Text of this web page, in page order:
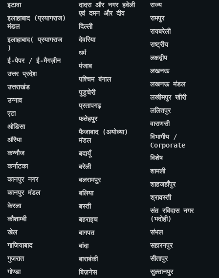
इटावा
इलाहाबाद (प्रयागराज)
मंडल
इलाहाबाद( प्रयागराज
)
ई-पेपर / ई-मैगज़ीन
उत्तर प्रदेश
उत्तराखंड
उन्नाव
एटा
ओडिसा
औरैया
कन्नौज
कर्नाटका
कानपुर नगर
कानपुर मंडल
केरला
कौशाम्बी
खेल
गाजियाबाद
गुजरात
गोण्डा
दादरा और नगर हवेली
एवं दमन और दीव
दिल्ली
देवरिया
धर्म
पंजाब
पश्चिम बंगाल
पुडुचेरी
प्रतापगढ़
फतेहपुर
फैजाबाद (अयोध्या)
मंडल
बदायूँ
बरेली
बलरामपुर
बलिया
बस्ती
बहराइच
बागपत
बांदा
बाराबंकी
बिज़नेस
राज्य
रामपुर
रायबरेली
राष्ट्रीय
लक्षद्वीप
लखनऊ
लखनऊ मंडल
लखीमपुर खीरी
ललितपुर
वाराणसी
विभागीय /
Corporate
विशेष
शामली
शाहजहाँपुर
श्रावस्ती
संत रविदास नगर
(भदोही)
संभल
सहारनपुर
सीतापुर
सुल्तानपुर